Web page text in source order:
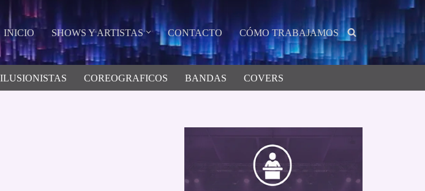
INICIO SHOWS Y ARTISTAS CONTACTO CÓMO TRABAJAMOS
ILUSIONISTAS COREOGRAFICOS BANDAS COVERS